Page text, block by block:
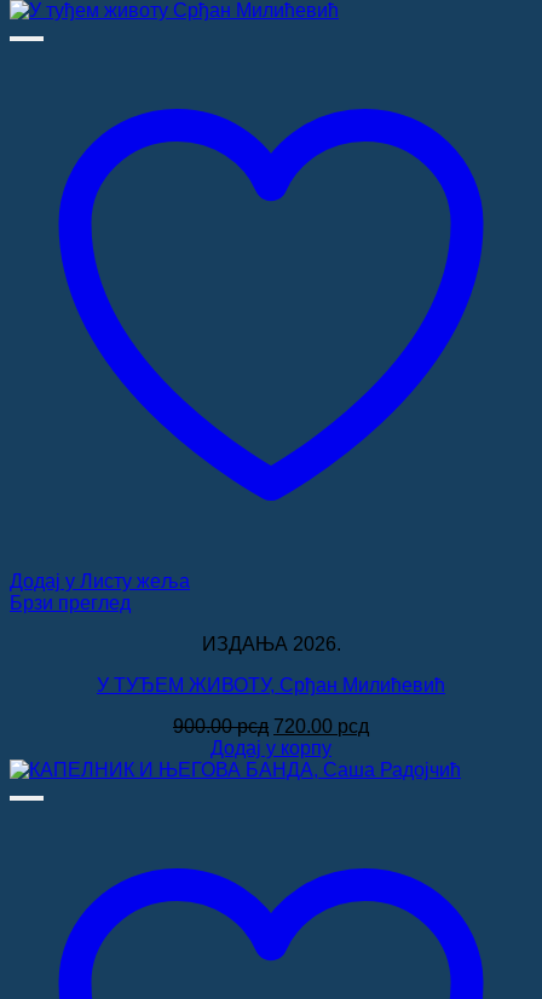
Додај у Листу жеља
Брзи преглед
ИЗДАЊА 2026.
У ТУЂЕМ ЖИВОТУ, Срђан Милићевић
900.00рсд Оригинална
цена
је
720.00 рсд
је:
Додај у корпу